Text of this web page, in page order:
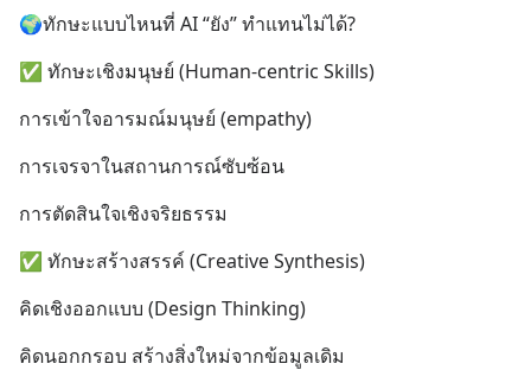
สามารถดูคลิปท
🌍ทักษะแบบไหนที่ AI “ยัง” ทำแทนไม่ได้?
✅ ทักษะเชิงมนุษย์ (Human-centric Skills)
การเข้าใจอารมณ์มนุษย์ (empathy)
การเจรจาในสถานการณ์ซับซ้อน
การตัดสินใจเชิงจริยธรรม
✅ ทักษะสร้างสรรค์ (Creative Synthesis)
คิดเชิงออกแบบ (Design Thinking)
คิดนอกกรอบ สร้างสิ่งใหม่จากข้อมูลเดิม